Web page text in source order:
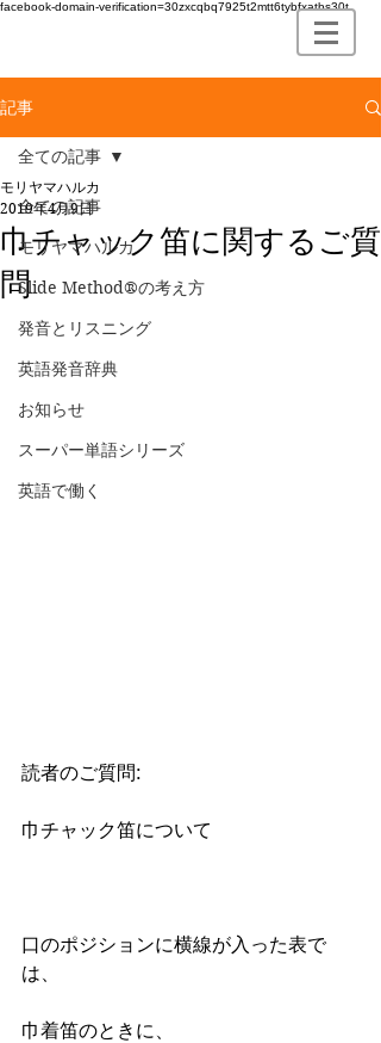
facebook-domain-verification=30zxcqbq7925t2mtt6tybfxatbs30t
記事
全ての記事
モリヤマハルカ
Slide Method®の考え方
発音とリスニング
英語発音辞典
お知らせ
スーパー単語シリーズ
英語で働く
全ての記事
巾チャック笛に関するご質
問
モリヤマハルカ
2019年4月9日
読者のご質問:
巾チャック笛について
口のポジションに横線が入った表で
は、
巾着笛のときに、